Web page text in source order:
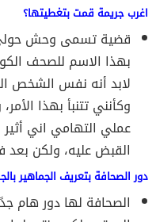
اغرب جريمة قمت بتغطيتها؟
قضية تسمى وحش حولي
بهذا الاسم للصحف
لابد أنه نفس الشخص
وكأنني تتنبأ بهذا
عملي التهامي اني
القبض عليه، ولكن بعد
دور الصحافة بتعريف الجماهير
الصحافة لها دور هام